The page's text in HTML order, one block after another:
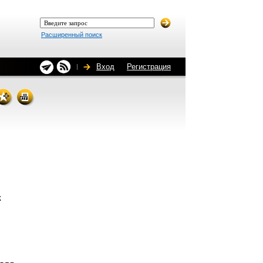
Расширенный поиск
Вход Регистрация